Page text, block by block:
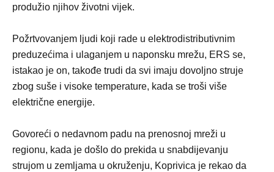
produžio njihov životni vijek.
Požrtvovanjem ljudi koji rade u elektrodistributivnim
preduzećima i ulaganjem u naponsku mrežu, ERS se,
istakao je on, takođe trudi da svi imaju dovoljno struje
zbog suše i visoke temperature, kada se troši više
električne energije.
Govoreći o nedavnom padu na prenosnoj mreži u
regionu, kada je došlo do prekida u snabdijevanju
strujom u zemljama u okruženju, Koprivica je rekao da